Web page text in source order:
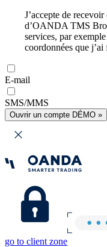
J’accepte de
d’OANDA TMS
services, par
coordonnées que
E-mail
SMS/MMS
Ouvrir un compte DÉMO »
go to client zone